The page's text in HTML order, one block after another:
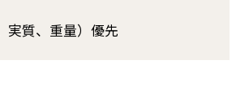
実質、重量）優先